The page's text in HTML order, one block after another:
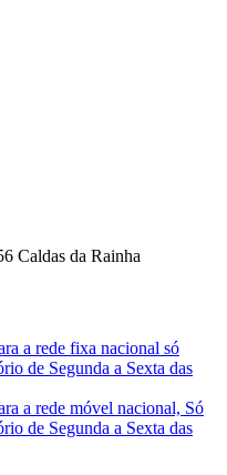
Caldas da Rainha
a rede fixa nacional só
de Segunda a Sexta das
a rede móvel nacional, Só
de Segunda a Sexta das